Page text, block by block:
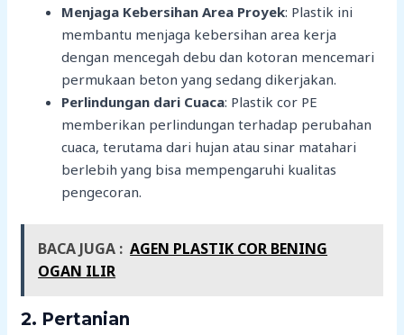
Menjaga Kebersihan Area Proyek: Plastik ini
membantu menjaga kebersihan area kerja
dengan mencegah debu dan kotoran mencemari
permukaan beton yang sedang dikerjakan.
Perlindungan dari Cuaca: Plastik cor PE
memberikan perlindungan terhadap perubahan
cuaca, terutama dari hujan atau sinar matahari
berlebih yang bisa mempengaruhi kualitas
pengecoran.
BACA JUGA : AGEN PLASTIK COR BENING
OGAN ILIR
2. Pertanian